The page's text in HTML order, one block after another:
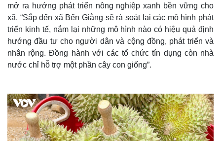
mở ra hướng phát triển nông nghiệp xanh bền vững cho
xã. “Sắp đến xã Bến Giằng sẽ rà soát lại các mô hình phát
triển kinh tế, nắm lại những mô hình nào có hiệu quả định
hướng đầu tư cho người dân và cộng đồng, phát triển và
nhân rộng. Đồng hành với các tổ chức tín dụng còn nhà
nước chỉ hỗ trợ một phần cây con giống”.